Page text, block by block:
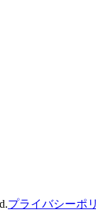
プライバシーポ